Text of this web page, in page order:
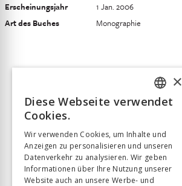
Erscheinungsjahr
1 Jan. 2006
Art des Buches
Monographie
FRENCH
ITALIAN
×
Diese Webseite verwendet
Cookies.
Wir verwenden Cookies, um Inhalte und
Anzeigen zu personalisieren und unseren
Datenverkehr zu analysieren. Wir geben
Informationen über Ihre Nutzung unserer
Website auch an unsere Werbe- und